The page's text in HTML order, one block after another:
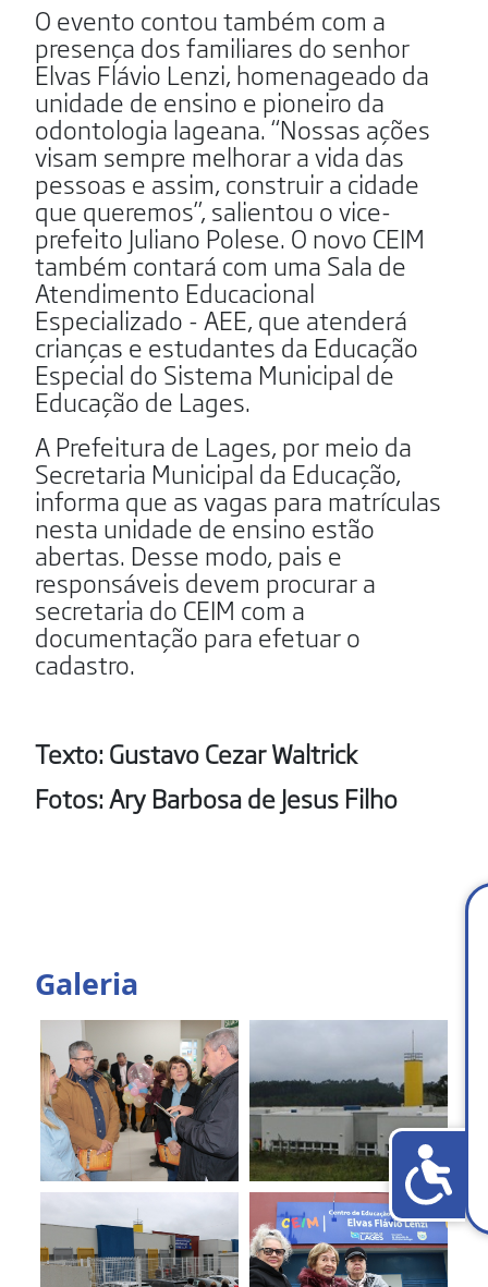
O evento contou também com a
presença dos familiares do senhor
Elvas Flávio Lenzi, homenageado da
unidade de ensino e pioneiro da
odontologia lageana. “Nossas ações
visam sempre melhorar a vida das
pessoas e assim, construir a cidade
que queremos”, salientou o vice-
prefeito Juliano Polese. O novo CEIM
também contará com uma Sala de
Atendimento Educacional
Especializado - AEE, que atenderá
crianças e estudantes da Educação
Especial do Sistema Municipal de
Educação de Lages.
A Prefeitura de Lages, por meio da
Secretaria Municipal da Educação,
informa que as vagas para matrículas
nesta unidade de ensino estão
abertas. Desse modo, pais e
responsáveis devem procurar a
secretaria do CEIM com a
documentação para efetuar o
cadastro.
Texto: Gustavo Cezar Waltrick
Fotos: Ary Barbosa de Jesus Filho
Galeria